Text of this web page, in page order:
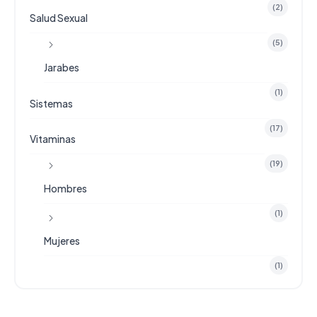
(2)
Salud Sexual
(5)
Jarabes
(1)
Sistemas
(17)
Vitaminas
(19)
Hombres
(1)
Mujeres
(1)